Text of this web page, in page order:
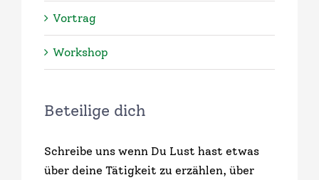
Vortrag
Workshop
Beteilige dich
Schreibe uns wenn Du Lust hast etwas
über deine Tätigkeit zu erzählen, über